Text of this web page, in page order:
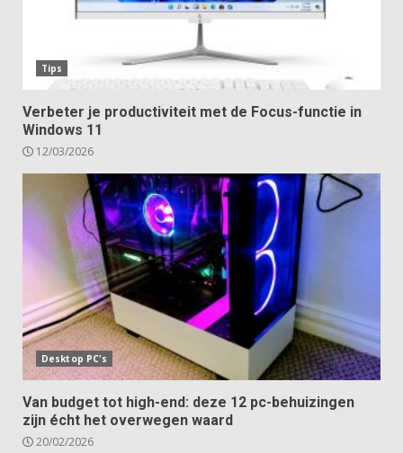
Tips
Verbeter je productiviteit met de Focus-functie in
Windows 11
12/03/2026
Desktop PC's
Van budget tot high-end: deze 12 pc-behuizingen
zijn écht het overwegen waard
20/02/2026